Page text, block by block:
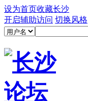
设为首页收藏长沙
开启辅助访问 切换风格